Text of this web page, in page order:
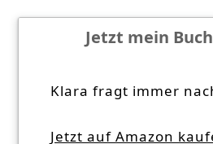
Jetzt mein
Klara fragt immer
Jetzt auf Amazon